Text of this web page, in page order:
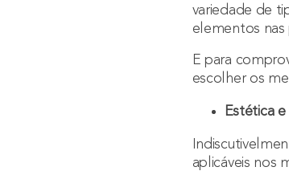
variedade de
elementos nas
E para
escolher os
Estética
aplicáveis nos